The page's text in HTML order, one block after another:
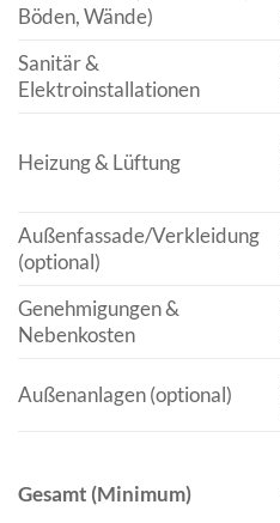
Böden, Wände)
Sanitär &
Elektroinstallationen
Heizung & Lüftung
Außenfassade/Verkleidung
(optional)
Genehmigungen &
Nebenkosten
Außenanlagen (optional)
Gesamt (Minimum)